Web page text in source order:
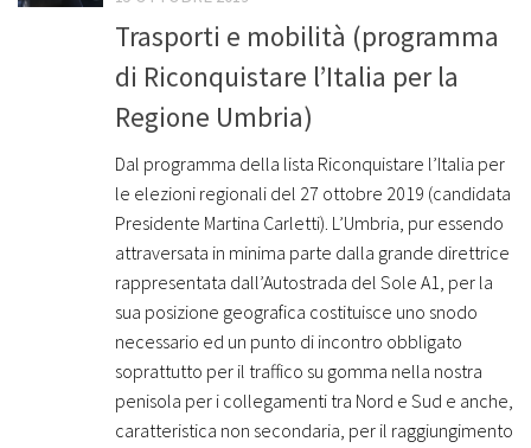
Trasporti e mobilità (programma
di Riconquistare l’Italia per la
Regione Umbria)
Dal programma della lista Riconquistare l’Italia per
le elezioni regionali del 27 ottobre 2019 (candidata
Presidente Martina Carletti). L’Umbria, pur essendo
attraversata in minima parte dalla grande direttrice
rappresentata dall’Autostrada del Sole A1, per la
sua posizione geografica costituisce uno snodo
necessario ed un punto di incontro obbligato
soprattutto per il traffico su gomma nella nostra
penisola per i collegamenti tra Nord e Sud e anche,
caratteristica non secondaria, per il raggiungimento